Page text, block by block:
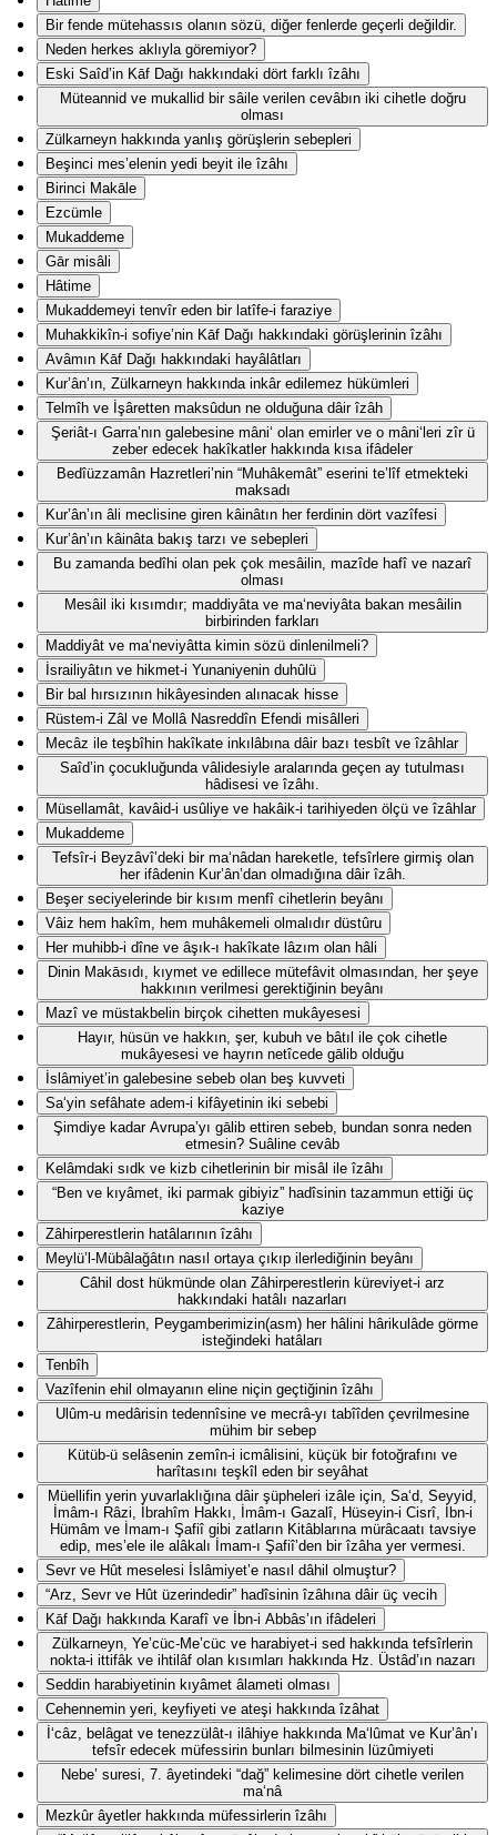
Bir fende mütehassıs olanın sözü, diğer fenlerde geçerli değildir.
Neden herkes aklıyla göremiyor?
Eski Saîd’in Kāf Dağı hakkındaki dört farklı îzâhı
Müteannid ve mukallid bir sâile verilen cevâbın iki cihetle doğru
olması
Zülkarneyn hakkında yanlış görüşlerin sebepleri
Beşinci mes’elenin yedi beyit ile îzâhı
Birinci Makāle
Ezcümle
Mukaddeme
Gār misâli
Hâtime
Mukaddemeyi tenvîr eden bir latîfe-i faraziye
Muhakkikîn-i sofiye’nin Kāf Dağı hakkındaki görüşlerinin îzâhı
Avâmın Kāf Dağı hakkındaki hayâlâtları
Kur’ân’ın, Zülkarneyn hakkında inkâr edilemez hükümleri
Telmîh ve İşâretten maksûdun ne olduğuna dâir îzâh
Şeriât-ı Garra’nın galebesine mâni‘ olan emirler ve o mâni‘leri zîr ü
zeber edecek hakîkatler hakkında kısa ifâdeler
Bedîüzzamân Hazretleri’nin “Muhâkemât” eserini te’lîf etmekteki
maksadı
Kur’ân’ın âli meclisine giren kâinâtın her ferdinin dört vazîfesi
Kur’ân’ın kâinâta bakış tarzı ve sebepleri
Bu zamanda bedîhi olan pek çok mesâilin, mazîde hafî ve nazarî
olması
Mesâil iki kısımdır; maddiyâta ve ma‘neviyâta bakan mesâilin
birbirinden farkları
Maddiyât ve ma‘neviyâtta kimin sözü dinlenilmeli?
İsrailiyâtın ve hikmet-i Yunaniyenin duhûlü
Bir bal hırsızının hikâyesinden alınacak hisse
Rüstem-i Zâl ve Mollâ Nasreddîn Efendi misâlleri
Mecâz ile teşbîhin hakîkate inkılâbına dâir bazı tesbît ve îzâhlar
Saîd’in çocukluğunda vâlidesiyle aralarında geçen ay tutulması
hâdisesi ve îzâhı.
Müsellamât, kavâid-i usûliye ve hakâik-i tarihiyeden ölçü ve îzâhlar
Mukaddeme
Tefsîr-i Beyzâvî’deki bir ma‘nâdan hareketle, tefsîrlere girmiş olan
her ifâdenin Kur’ân’dan olmadığına dâir îzâh.
Beşer seciyelerinde bir kısım menfî cihetlerin beyânı
Vâiz hem hakîm, hem muhâkemeli olmalıdır düstûru
Her muhibb-i dîne ve âşık-ı hakîkate lâzım olan hâli
Dinin Makāsıdı, kıymet ve edillece mütefâvit olmasından, her şeye
hakkının verilmesi gerektiğinin beyânı
Mazî ve müstakbelin birçok cihetten mukâyesesi
Hayır, hüsün ve hakkın, şer, kubuh ve bâtıl ile çok cihetle
mukâyesesi ve hayrın netîcede gālib olduğu
İslâmiyet’in galebesine sebeb olan beş kuvveti
Sa‘yin sefâhate adem-i kifâyetinin iki sebebi
Şimdiye kadar Avrupa’yı gālib ettiren sebeb, bundan sonra neden
etmesin? Suâline cevâb
Kelâmdaki sıdk ve kizb cihetlerinin bir misâl ile îzâhı
“Ben ve kıyâmet, iki parmak gibiyiz” hadîsinin tazammun ettiği üç
kaziye
Zâhirperestlerin hatâlarının îzâhı
Meylü’l-Mübâlağâtın nasıl ortaya çıkıp ilerlediğinin beyânı
Câhil dost hükmünde olan Zâhirperestlerin küreviyet-i arz
hakkındaki hatâlı nazarları
Zâhirperestlerin, Peygamberimizin(asm) her hâlini hârikulâde görme
isteğindeki hatâları
Tenbîh
Vazîfenin ehil olmayanın eline niçin geçtiğinin îzâhı
Ulûm-u medârisin tedennîsine ve mecrâ-yı tabîîden çevrilmesine
mühim bir sebep
Kütüb-ü selâsenin zemîn-i icmâlisini, küçük bir fotoğrafını ve
harîtasını teşkîl eden bir seyâhat
Müellifin yerin yuvarlaklığına dâir şüpheleri izâle için, Sa‘d, Seyyid,
İmâm-ı Râzi, İbrahîm Hakkı, İmâm-ı Gazalî, Hüseyin-i Cisrî, İbn-i
Hümâm ve İmam-ı Şafiî gibi zatların Kitâblarına mürâcaatı tavsiye
edip, mes’ele ile alâkalı İmam-ı Şafiî’den bir îzâha yer vermesi.
Sevr ve Hût meselesi İslâmiyet’e nasıl dâhil olmuştur?
“Arz, Sevr ve Hût üzerindedir” hadîsinin îzâhına dâir üç vecih
Kāf Dağı hakkında Karafî ve İbn-i Abbâs’ın ifâdeleri
Zülkarneyn, Ye’cüc-Me’cüc ve harabiyet-i sed hakkında tefsîrlerin
nokta-i ittifâk ve ihtilâf olan kısımları hakkında Hz. Üstâd’ın nazarı
Seddin harabiyetinin kıyâmet âlameti olması
Cehennemin yeri, keyfiyeti ve ateşi hakkında îzâhat
İ‘câz, belâgat ve tenezzülât-ı ilâhiye hakkında Ma‘lûmat ve Kur’ân’ı
tefsîr edecek müfessirin bunları bilmesinin lüzûmiyeti
Nebe’ suresi, 7. âyetindeki “dağ” kelimesine dört cihetle verilen
ma‘nâ
Mezkûr âyetler hakkında müfessirlerin îzâhı